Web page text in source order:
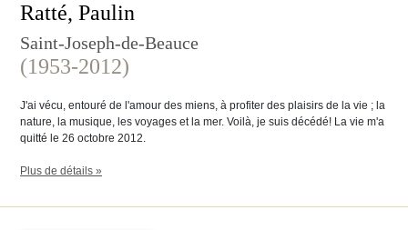
Ratté, Paulin
Saint-Joseph-de-Beauce
(1953-2012)
J'ai vécu, entouré de l'amour des miens, à profiter des plaisirs de la vie ; la
nature, la musique, les voyages et la mer. Voilà, je suis décédé! La vie m'a
quitté le 26 octobre 2012.
Plus de détails »